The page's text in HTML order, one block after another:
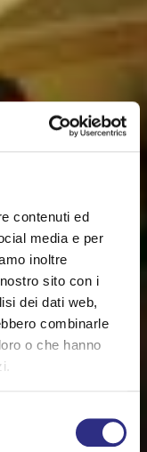
contenuti ed
media e per
inoltre
sito con i
dei dati web,
combinarle
o che hanno